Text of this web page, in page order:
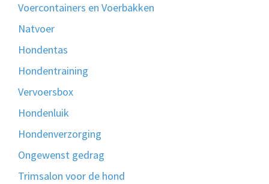
Voercontainers en Voerbakken
Natvoer
Hondentas
Hondentraining
Vervoersbox
Hondenluik
Hondenverzorging
Ongewenst gedrag
Trimsalon voor de hond